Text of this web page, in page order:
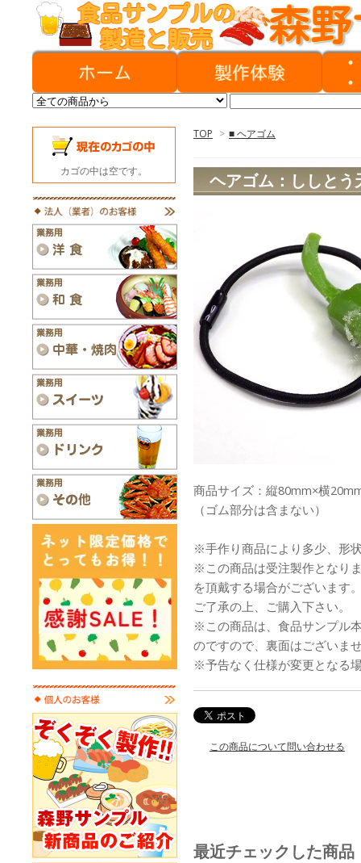
TOP > ■ ヘアゴム
ヘアゴム：ししとう
商品サイズ：縦80mm×横
（ゴム部分は含まない）
※手作り商品により多少、形
※この商品は受注製作となり
を頂戴する場合がございます
ご了承の上、ご購入下さい。
※この商品は、食品サンプル
のですので、裏面はございま
※予告なく仕様が変更となる
この商品について問い合わせる
最近チェックした商品
カゴの中は空です。